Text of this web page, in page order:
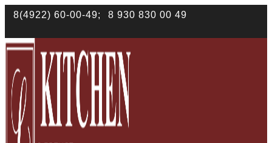
8(4922) 60-00-49; 8 930 830 00 49
Наш сайт использует файлы cookies. Продолжая им